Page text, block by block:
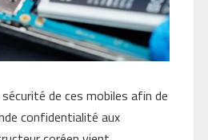
de ces mobiles afin de
confidentialité aux